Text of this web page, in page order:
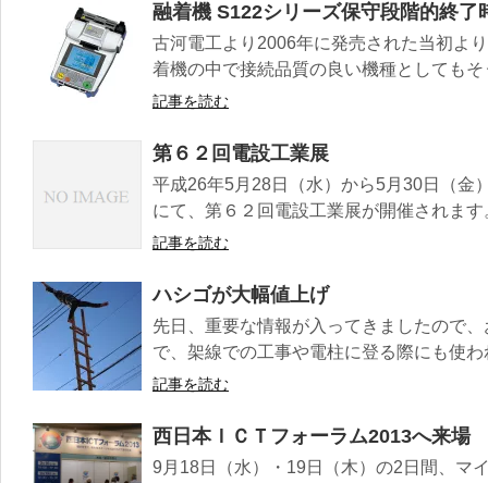
融着機 S122シリーズ保守段階的終了
古河電工より2006年に発売された当初よ
着機の中で接続品質の良い機種としても
記事を読む
第６２回電設工業展
平成26年5月28日（水）から5月30日（金
にて、第６２回電設工業展が開催されます
記事を読む
ハシゴが大幅値上げ
先日、重要な情報が入ってきましたので
で、架線での工事や電柱に登る際にも使
記事を読む
西日本ＩＣＴフォーラム2013へ来場
9月18日（水）・19日（木）の2日間、マ